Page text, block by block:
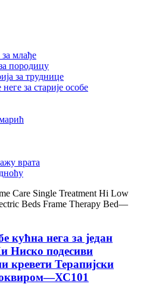
за млађе
породицу
за труднице
за старије особе
врата
кућна нега за један
Ниско подесиви
кревети Терапијски
оквиром—ХС101